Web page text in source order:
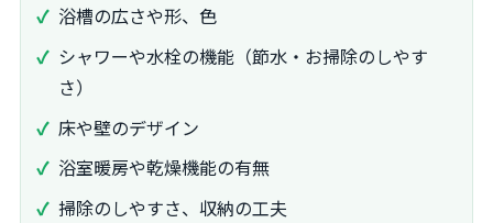
浴槽の広さや形、色
シャワーや水栓の機能（節水・お掃除のしやす
さ）
床や壁のデザイン
浴室暖房や乾燥機能の有無
掃除のしやすさ、収納の工夫